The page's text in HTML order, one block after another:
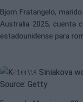
Bjorn Fratangelo,
Australia 2025, cuenta
estadounidense para
WTAKATERINA SINIAKOVA
suyo